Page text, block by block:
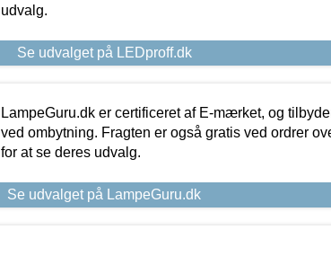
udvalg.
Se udvalget på LEDproff.dk
LampeGuru.dk er certificeret af E-mærket, og
ved ombytning. Fragten er også gratis ved ordrer
for at se deres udvalg.
Se udvalget på LampeGuru.dk